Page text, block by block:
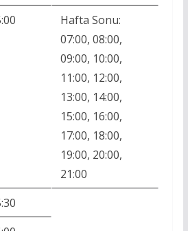
Hafta Sonu:
07:00, 08:00,
09:00, 10:00,
11:00, 12:00,
13:00, 14:00,
15:00, 16:00,
17:00, 18:00,
19:00, 20:00,
21:00